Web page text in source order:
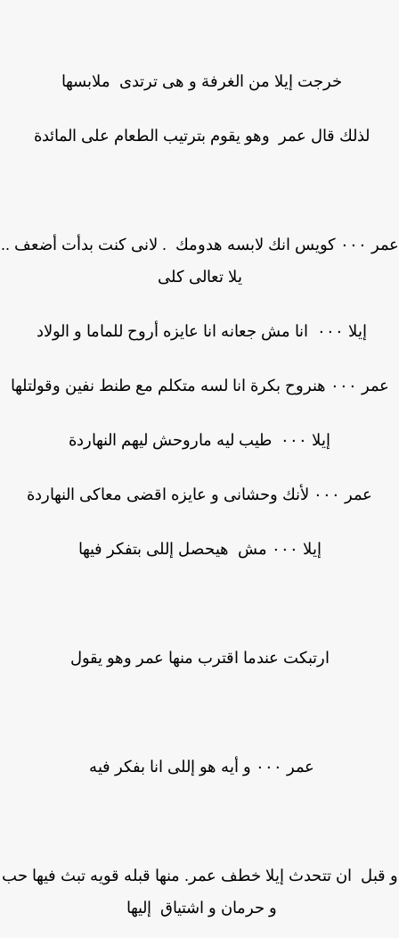
خرجت إيلا من الغرفة و هى ترتدى ملابسها
لذلك قال عمر وهو يقوم بترتيب الطعام على المائدة
عمر ٠٠٠ كويس انك لابسه هدومك . لانى كنت بدأت أضعف ..
يلا تعالى كلى
إيلا ٠٠٠ انا مش جعانه انا عايزه أروح للماما و الولاد
انا لسه متكلم مع طنط نفين وقولتلها
إيلا ٠٠٠ طيب ليه ماروحش ليهم النهاردة
عمر ٠٠٠ لأنك وحشانى و عايزه اقضى معاكى النهاردة
إيلا ٠٠٠ مش هيحصل إللى بتفكر فيها
ارتبكت عندما اقترب منها عمر وهو يقول
عمر ٠٠٠ و أيه هو إللى انا بفكر فيه
ان تتحدث إيلا خطف عمر. منها قبله قويه تبث فيها حب
و حرمان و اشتياق إليها